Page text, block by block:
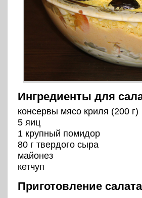
Ингредиенты для
консервы мясо криля (200 г)
5 яиц
1 крупный помидор
80 г твердого сыра
майонез
кетчуп
Приготовление